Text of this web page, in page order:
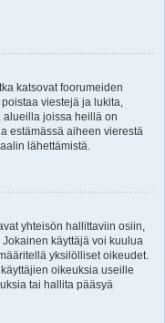
katsovat foorumeiden
viestejä ja lukita,
alueilla joissa heillä on
estämässä aiheen vierestä
lähettämistä.
yhteisön hallittaviin osiin,
käyttäjä voi kuulua
yksilölliset oikeudet.
oikeuksia useille
tai hallita pääsyä